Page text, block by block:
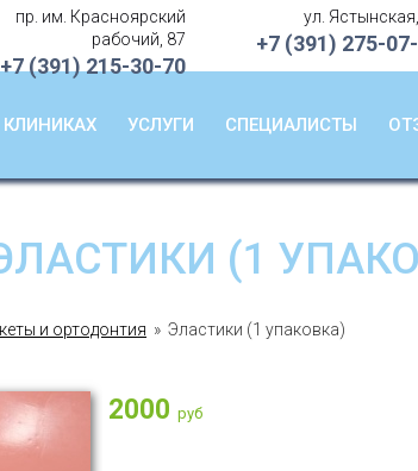
Услуги
Специалисты
пр. им. Красноярский
рабочий, 87
+7 (391)215-30-70
ул.
+7 (391) 275-
КЛИНИКАХ УСЛУГИ СПЕЦИАЛИСТЫ
(1
и ортодонтия » Эластики (1 упаковка)
2000 руб